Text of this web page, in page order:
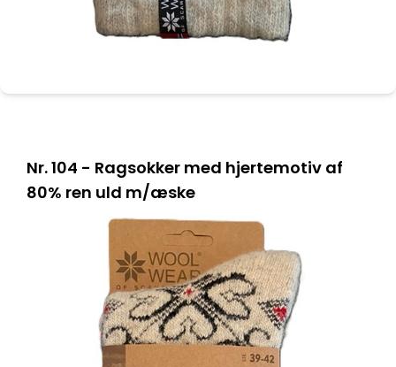
Nr. 104 - Ragsokker med hjertemotiv af
80% ren uld m/æske